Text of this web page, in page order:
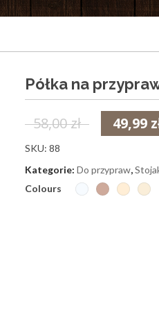
Półka na
58,00zł 49,99
SKU: 88
Kategorie: Do przypraw,
Colours